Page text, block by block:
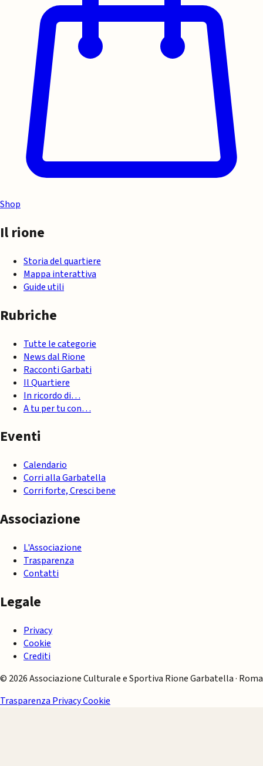
Shop
Il rione
Storia del quartiere
Mappa interattiva
Guide utili
Rubriche
Tutte le categorie
News dal Rione
Racconti Garbati
Il Quartiere
In ricordo di…
A tu per tu con…
Eventi
Calendario
Corri alla Garbatella
Corri forte, Cresci bene
Associazione
L'Associazione
Trasparenza
Contatti
Legale
Privacy
Cookie
Crediti
© 2026 Associazione Culturale e Sportiva Rione Garbatella · Roma
Trasparenza PrivacyCookie